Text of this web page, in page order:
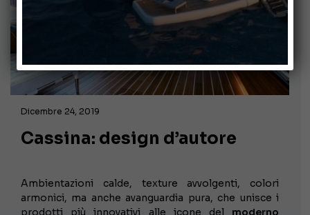
Dicembre 24, 2019
Cassina: design d’autore
Ambientazioni calde, texture avvolgenti, colori
armonici, ma anche avanguardia pura, che unisce i
prodotti più innovativi alle icone del moderno